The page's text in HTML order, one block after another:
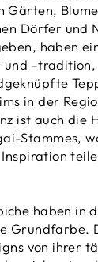
Gärten,
Dörfer und
haben
und -tradition,
in der
ist auch die
Stammes,
haben in
Grundfarbe.
von ihrer